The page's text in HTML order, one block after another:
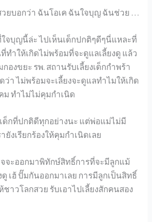
วยบอกว่า ฉันโอเค ฉันใจบุญ ฉันช่วย …
บุญนี้ล่ะ ไปเห็นเด็กปกติๆดีๆนี่แหละที่
ทำให้เกิดไม่พร้อมที่จะดูแลเลี้ยงดู แล้ว
องขยะ รพ. สถานรับเลี้ยงเด็กกำพร้า
า ไม่พร้อมจะเลี้ยงจะดูแลทำไมให้เกิด
ม ทำไม่ไม่คุมกำเนิด
กที่ปกติดีทุกอย่างนะ แต่พ่อแม่ไม่มี
ยังเรียกร้องให้คุมกำเนิดเลย
จะออกมาพิทักษ์สิทธิ์การที่จะมีลูกแม้
เฮ้ ปั๊มกันออกมาเลย การมีลูกเป็นสิทธิ์
าวโลกสวย รับเอาไปเลี้ยงสักคนสอง